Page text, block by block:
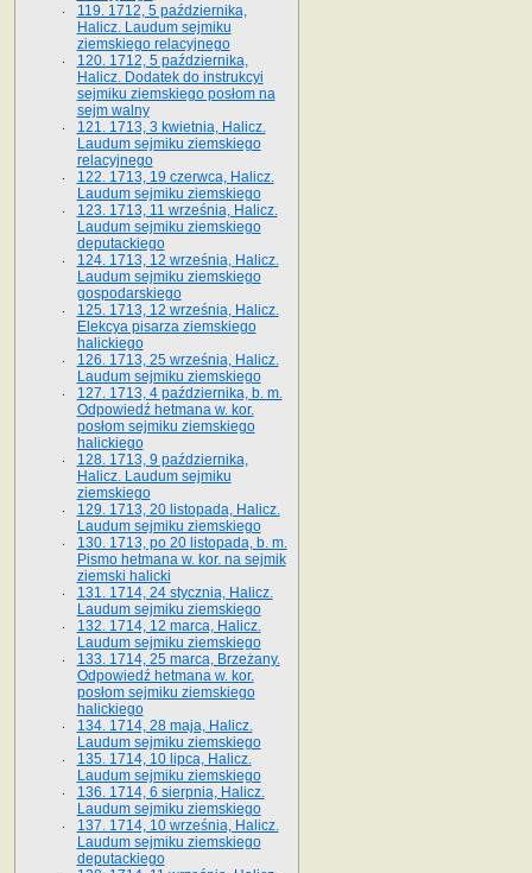
119. 1712, 5 października,
Halicz. Laudum sejmiku
ziemskiego relacyjnego
120. 1712, 5 października,
Halicz. Dodatek do instrukcyi
sejmiku ziemskiego posłom na
sejm walny
121. 1713, 3 kwietnia, Halicz.
Laudum sejmiku ziemskiego
relacyjnego
122. 1713, 19 czerwca, Halicz.
Laudum sejmiku ziemskiego
123. 1713, 11 września, Halicz.
Laudum sejmiku ziemskiego
deputackiego
124. 1713, 12 września, Halicz.
Laudum sejmiku ziemskiego
gospodarskiego
125. 1713, 12 września, Halicz.
Elekcya pisarza ziemskiego
halickiego
126. 1713, 25 września, Halicz.
Laudum sejmiku ziemskiego
127. 1713, 4 października, b. m.
Odpowiedź hetmana w. kor.
posłom sejmiku ziemskiego
halickiego
128. 1713, 9 października,
Halicz. Laudum sejmiku
ziemskiego
129. 1713, 20 listopada, Halicz.
Laudum sejmiku ziemskiego
130. 1713, po 20 listopada, b. m.
Pismo hetmana w. kor. na sejmik
ziemski halicki
131. 1714, 24 stycznia, Halicz.
Laudum sejmiku ziemskiego
132. 1714, 12 marca, Halicz.
Laudum sejmiku ziemskiego
133. 1714, 25 marca, Brzeżany.
Odpowiedź hetmana w. kor.
posłom sejmiku ziemskiego
halickiego
134. 1714, 28 maja, Halicz.
Laudum sejmiku ziemskiego
135. 1714, 10 lipca, Halicz.
Laudum sejmiku ziemskiego
136. 1714, 6 sierpnia, Halicz.
Laudum sejmiku ziemskiego
137. 1714, 10 września, Halicz.
Laudum sejmiku ziemskiego
deputackiego